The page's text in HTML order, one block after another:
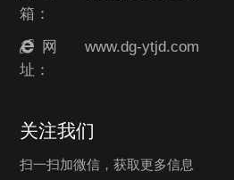
箱：
网
址：
www.dg-ytjd.com
关注我们
扫一扫加微信，获取更多信息